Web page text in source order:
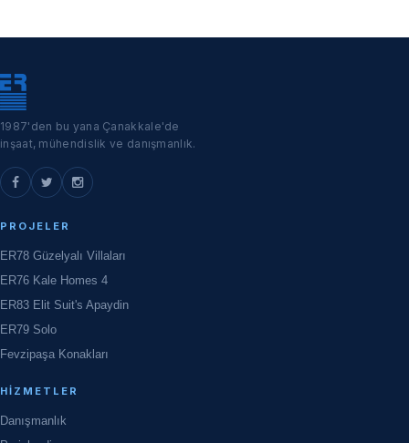
1987'den bu yana Çanakkale'de
inşaat, mühendislik ve danışmanlık.
PROJELER
ER78 Güzelyalı Villaları
ER76 Kale Homes 4
ER83 Elit Suit's Apaydin
ER79 Solo
Fevzipaşa Konakları
HIZMETLER
Danışmanlık